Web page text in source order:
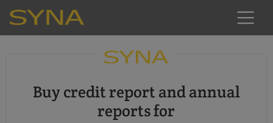
Buy credit report and annual
reports for